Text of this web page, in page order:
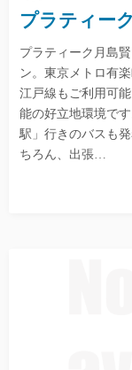
プラティー
プラティーク月島
ン。東京メトロ有
江戸線もご利用可
能の好立地環境で
駅」行きのバスも
ちろん、出張…